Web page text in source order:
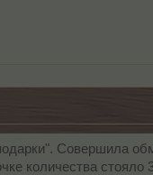
Совершила
количества